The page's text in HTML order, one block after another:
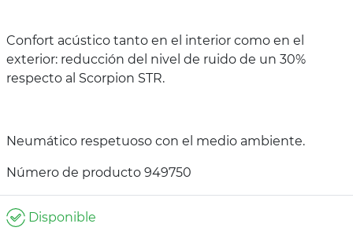
Confort acústico tanto en el interior como en el
exterior: reducción del nivel de ruido de un 30%
respecto al Scorpion STR.
Neumático respetuoso con el medio ambiente.
Número de producto 949750
Disponible